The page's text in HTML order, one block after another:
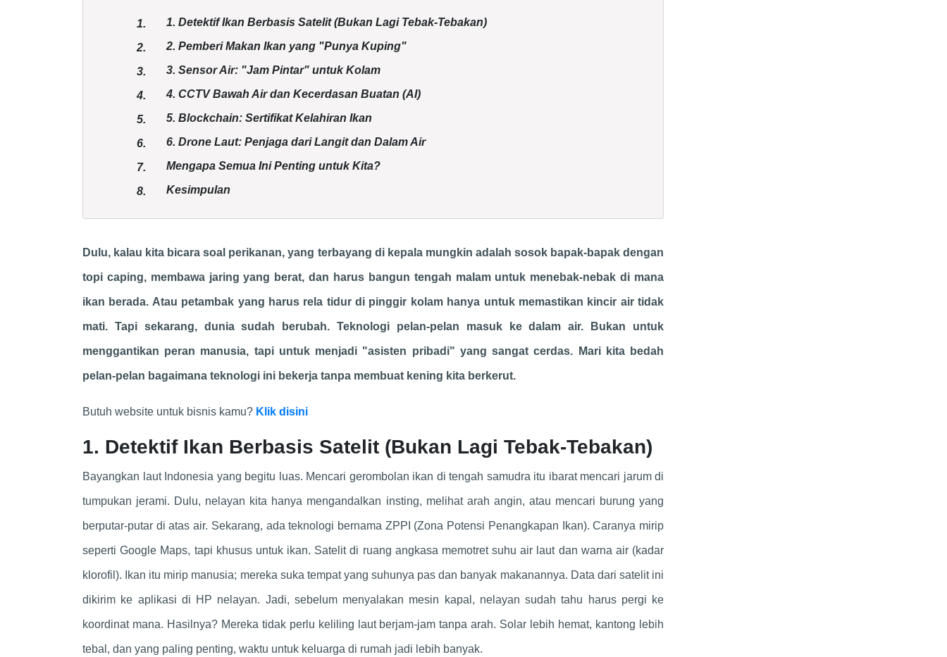
1. 1. Detektif Ikan Berbasis Satelit (Bukan Lagi Tebak-Tebakan)
2. 2. Pemberi Makan Ikan yang "Punya Kuping"
3. 3. Sensor Air: "Jam Pintar" untuk Kolam
4. 4. CCTV Bawah Air dan Kecerdasan Buatan (AI)
5. 5. Blockchain: Sertifikat Kelahiran Ikan
6. 6. Drone Laut: Penjaga dari Langit dan Dalam Air
7. Mengapa Semua Ini Penting untuk Kita?
8. Kesimpulan
Dulu, kalau kita bicara soal perikanan, yang terbayang di kepala mungkin adalah sosok bapak-bapak dengan
topi caping, membawa jaring yang berat, dan harus bangun tengah malam untuk menebak-nebak di mana
ikan berada. Atau petambak yang harus rela tidur di pinggir kolam hanya untuk memastikan kincir air tidak
mati. Tapi sekarang, dunia sudah berubah. Teknologi pelan-pelan masuk ke dalam air. Bukan untuk
menggantikan peran manusia, tapi untuk menjadi "asisten pribadi" yang sangat cerdas. Mari kita bedah
pelan-pelan bagaimana teknologi ini bekerja tanpa membuat kening kita berkerut.
Butuh website untuk bisnis kamu? Klik disini
1. Detektif Ikan Berbasis Satelit (Bukan Lagi Tebak-Tebakan)
Bayangkan laut Indonesia yang begitu luas. Mencari gerombolan ikan di tengah samudra itu ibarat mencari jarum di
tumpukan jerami. Dulu, nelayan kita hanya mengandalkan insting, melihat arah angin, atau mencari burung yang
berputar-putar di atas air. Sekarang, ada teknologi bernama ZPPI (Zona Potensi Penangkapan Ikan). Caranya mirip
seperti Google Maps, tapi khusus untuk ikan. Satelit di ruang angkasa memotret suhu air laut dan warna air (kadar
klorofil). Ikan itu mirip manusia; mereka suka tempat yang suhunya pas dan banyak makanannya. Data dari satelit ini
dikirim ke aplikasi di HP nelayan. Jadi, sebelum menyalakan mesin kapal, nelayan sudah tahu harus pergi ke
koordinat mana. Hasilnya? Mereka tidak perlu keliling laut berjam-jam tanpa arah. Solar lebih hemat, kantong lebih
tebal, dan yang paling penting, waktu untuk keluarga di rumah jadi lebih banyak.